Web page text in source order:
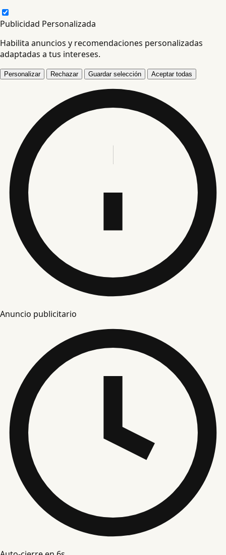
Publicidad Personalizada
Habilita anuncios y recomendaciones personalizadas
adaptadas a tus intereses.
Personalizar Rechazar Guardar selección Aceptar todas
Anuncio publicitario